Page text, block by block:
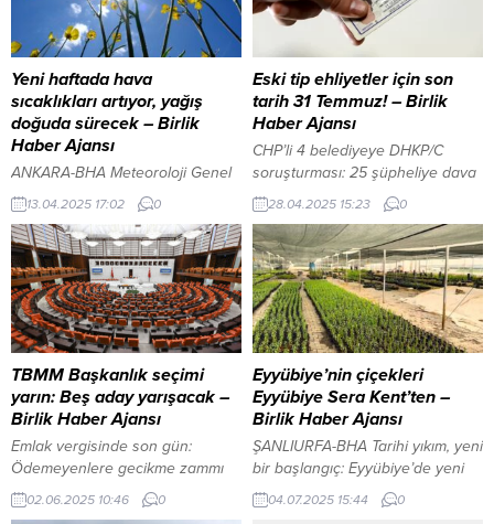
Yeni haftada hava
sıcaklıkları artıyor, yağış
doğuda sürecek – Birlik
Haber Ajansı
ANKARA-BHA Meteoroloji Genel
Müdürlüğü, yeni haftaya ilişkin
hava durumu tahminlerini
paylaştı. Buna göre, yarından
itibaren batı kesimlerden
başlayarak hava sıcaklıklarında
artış bekleniyor. Hafta ortasına
doğru ise sıcaklıkların yer yer
mevsim normallerinin üzerine
çıkacağı öngörülüyor. Meteoroloji
Genel Müdürlüğü Hava Tahmin
Uzmanı Fevzi Burak Tekin, yurt
genelinde etkili olan soğuk ve
yağışlı...
13.04.2025 17:02 0
Eski tip ehliyetler için son
tarih 31 Temmuz! – Birlik
Haber Ajansı
CHP’li 4 belediyeye DHKP/C
soruşturması: 25 şüpheliye dava
ANKARA-BHA Nüfus ve
Vatandaşlık İşleri Genel
Müdürlüğü, 2016 öncesi
düzenlenen eski tip sürücü
belgelerinin 31 Temmuz 2025
tarihinde geçerliliğini
kaybedeceğini açıkladı.
Müdürlüğün sosyal medya
hesabından yapılan açıklamada,
eski tip ehliyet sahiplerinin, belge
değişimi işlemleri için son
tarihten önce başvurularını
tamamlamaları gerektiği
hatırlatıldı....
28.04.2025 15:23 0
TBMM Başkanlık seçimi
yarın: Beş aday yarışacak –
Birlik Haber Ajansı
Emlak vergisinde son gün:
Ödemeyenlere gecikme zammı
uygulanacak ANKARA-BHA
Türkiye Büyük Millet Meclisi’nde
02.06.2025 10:46 0
Eyyübiye’nin çiçekleri
Eyyübiye Sera Kent’ten –
Birlik Haber Ajansı
ŞANLIURFA-BHA Tarihi yıkım, yeni
bir başlangıç: Eyyübiye’de yeni
bir sayfa İçeriği Görüntüle
Eyyübiye Belediyesi, kendi
04.07.2025 15:44 0